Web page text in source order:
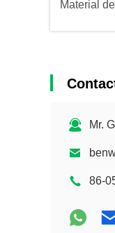
Material
Mr.
86-